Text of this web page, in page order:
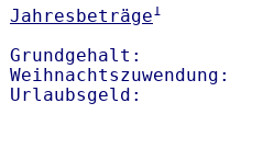
Jahresbeträge1
Grundgehalt: